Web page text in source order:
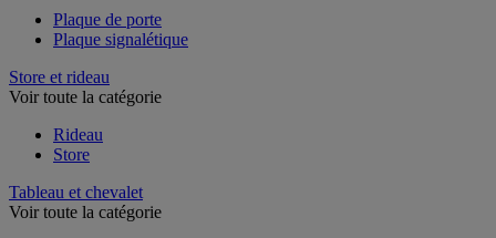
Plaque de porte
Plaque signalétique
Store et rideau
Voir toute la catégorie
Rideau
Store
Tableau et chevalet
Voir toute la catégorie